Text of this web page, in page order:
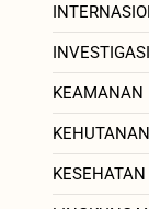
INVESTIGASI
KEAMANAN
KEHUTANAN
KESEHATAN